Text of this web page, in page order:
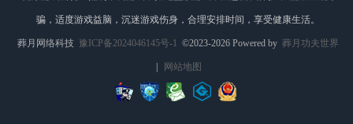
骗，适度游戏益脑，沉迷游戏伤身，合理安排时间，享受健康生活。
葬月网络科技 豫ICP备2024046145号-1 ©2023-2026 Powered by 葬月功夫世界
网站地图